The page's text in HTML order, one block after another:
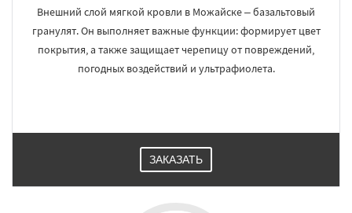
Внешний слой мягкой кровли в Можайске – базальтовый
гранулят. Он выполняет важные функции: формирует цвет
покрытия, а также защищает черепицу от повреждений,
погодных воздействий и ультрафиолета.
ЗАКАЗАТЬ